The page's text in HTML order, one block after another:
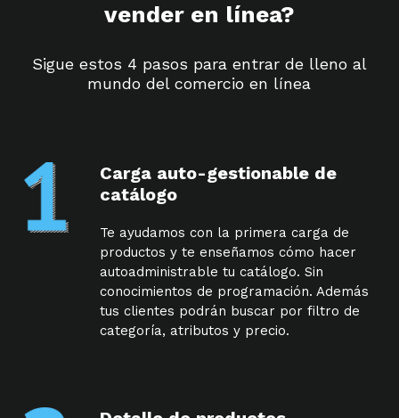
vender en línea?
Sigue estos 4 pasos para entrar de lleno al
mundo del comercio en línea
Carga auto-gestionable de
catálogo
Te ayudamos con la primera carga de
productos y te enseñamos cómo hacer
autoadministrable tu catálogo. Sin
conocimientos de programación. Además
tus clientes podrán buscar por filtro de
categoría, atributos y precio.